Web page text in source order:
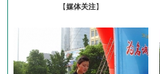
【媒体关注】